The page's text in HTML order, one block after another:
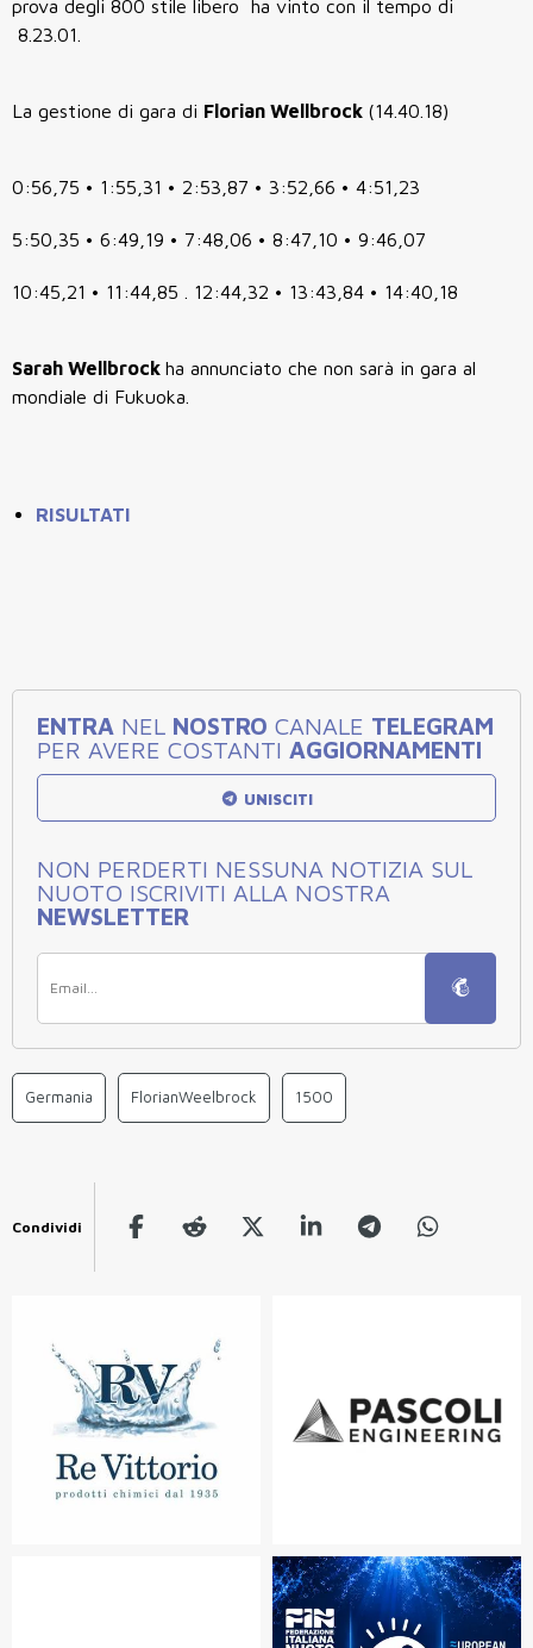
prova degli 800 stile libero ha vinto con il tempo di
8.23.01.
La gestione di gara di Florian Wellbrock (14.40.18)
0:56,75 • 1:55,31 • 2:53,87 • 3:52,66 • 4:51,23
5:50,35 • 6:49,19 • 7:48,06 • 8:47,10 • 9:46,07
10:45,21 • 11:44,85 . 12:44,32 • 13:43,84 • 14:40,18
Sarah Wellbrock ha annunciato che non sarà in gara al
mondiale di Fukuoka.
RISULTATI
ENTRA NEL NOSTRO CANALE TELEGRAM
PER AVERE COSTANTI AGGIORNAMENTI
UNISCITI
NON PERDERTI NESSUNA NOTIZIA SUL
NUOTO ISCRIVITI ALLA NOSTRA
NEWSLETTER
Germania FlorianWeelbrock 1500
Condividi